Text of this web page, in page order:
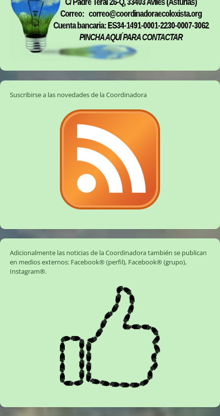
Suscribirse a las novedades de la Coordinadora
Adicionalmente las noticias de la Coordinadora también se publican
en medios externos: Facebook® (perfil), Facebook® (grupo),
Instagram®.